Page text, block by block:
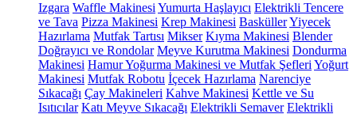
Izgara Waffle Makinesi Yumurta Haşlayıcı Elektrikli Tencere
ve Tava Pizza Makinesi Krep Makinesi BasküllerYiyecek
Hazırlama Mutfak Tartısı Mikser Kıyma Makinesi Blender
Doğrayıcı ve Rondolar Meyve Kurutma Makinesi Dondurma
Makinesi Hamur Yoğurma Makinesi ve Mutfak Şefleri Yoğurt
Makinesi Mutfak Robotu İçecek Hazırlama Narenciye
Sıkacağı Çay Makineleri Kahve Makinesi Kettle ve Su
Isıtıcılar Katı Meyve Sıkacağı Elektrikli Semaver Elektrikli